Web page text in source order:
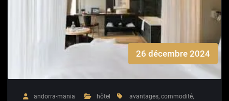
26 décembre 2024
andorra-mania hôtel avantages, commodité,